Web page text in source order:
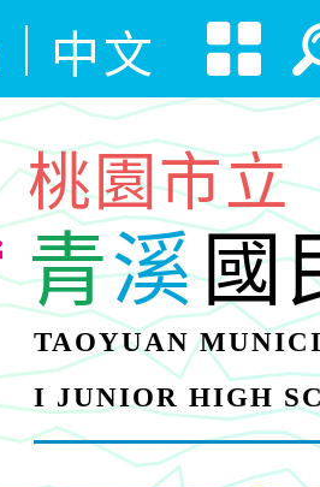
中文
桃園市立
青溪國
TAOYUAN
I JUNIOR HIGH